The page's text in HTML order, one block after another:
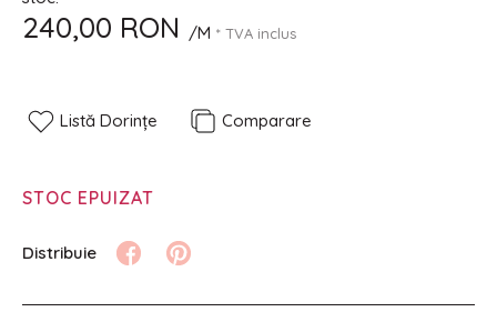
240,00 RON /M * TVA inclus
Listă Dorințe Comparare
STOC EPUIZAT